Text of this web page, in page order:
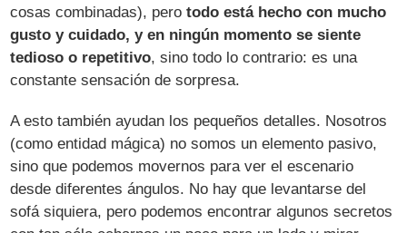
cosas combinadas), perotodo está hecho con mucho
gusto y cuidado, y en ningún momento se siente
tedioso o repetitivo, sino todo lo contrario: es una
constante sensación de sorpresa.
A esto también ayudan los pequeños detalles. Nosotros
(como entidad mágica) no somos un elemento pasivo,
sino que podemos movernos para ver el escenario
desde diferentes ángulos. No hay que levantarse del
sofá siquiera, pero podemos encontrar algunos secretos